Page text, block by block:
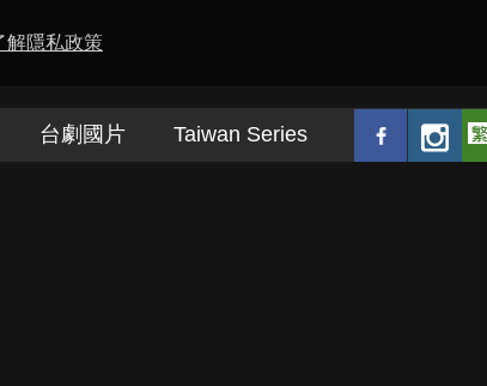
解隱私政策
台劇國片 Taiwan Series